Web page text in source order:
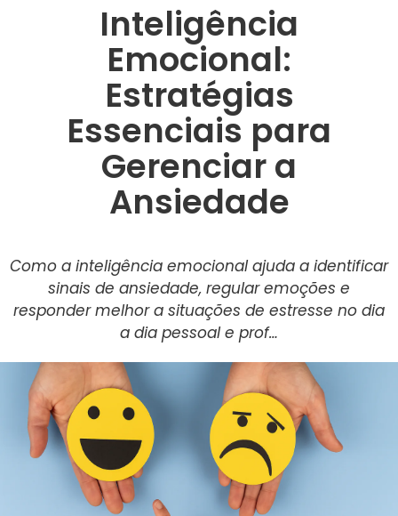
Inteligência
Emocional:
Estratégias
Essenciais para
Gerenciar a
Ansiedade
Como a inteligência emocional ajuda a identificar
sinais de ansiedade, regular emoções e
responder melhor a situações de estresse no dia
a dia pessoal e prof…